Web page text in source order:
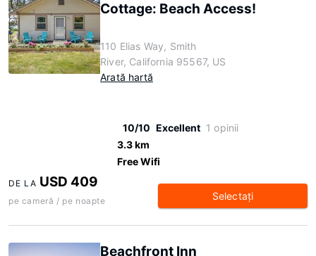
Cottage: Beach Access!
110 Elias Way, Smith
River, California 95567, US
Arată hartă
10/10 Excellent 1 opinii
3.3 km
Free Wifi
DE LA USD 409
pe cameră / pe noapte Selectaţi
Beachfront Inn